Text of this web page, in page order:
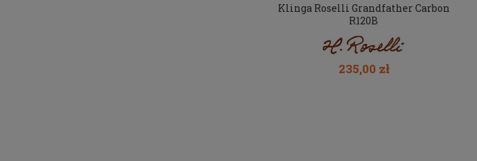
Klinga Roselli Grandfather Carbon
R120B
235,00 zł